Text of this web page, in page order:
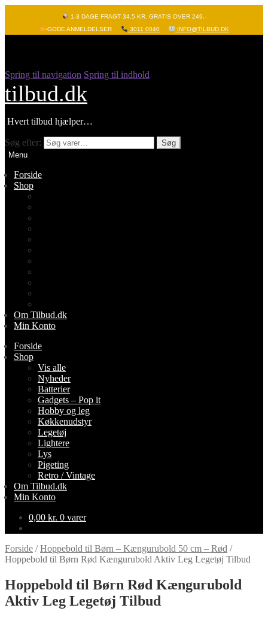
1-3 DAGE FRAGT 34,5 KR. GRATIS OVER 249,-
-GODE ANMELDELSER
3011 0040 INFO@TILBUD.DK
Spring til navigation Spring til indhold
tilbud.dk
Hvert tilbud hjælper…
Søg efter:
Søg
Menu
Forside
Shop
Om Tilbud.dk
Min Konto
Forside
Shop
Vis alle
Nyheder
Batterier
Gadgets – Pop it
Hobby og leg
Køkkenudstyr
Legetøj
Lightere
Lys
Pigeting
Retro / Vintage
Om Tilbud.dk
Min Konto
0,00 kr. 0 varer
Forside /Hoppebold til Børn – Kængurubold 50 cm – Rød /
Hoppebold til Børn Rød Kængurubold Aktiv Leg Legetøj Tilbud
Hoppebold til Børn Rød Kængurubold
Aktiv Leg Legetøj Tilbud